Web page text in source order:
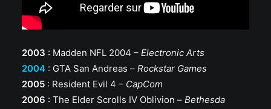
2003 : Madden NFL 2004 – Electronic Arts
2004 : GTA San Andreas – Rockstar Games
2005 : Resident Evil 4 – CapCom
2006 : The Elder Scrolls IV Oblivion – Bethesda